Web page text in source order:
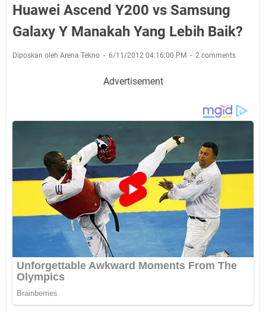
Huawei Ascend Y200 vs Samsung
Galaxy Y Manakah Yang Lebih Baik?
Diposkan oleh Arena Tekno 6/11/2012 04:16:00 PM 2 comments
Advertisement